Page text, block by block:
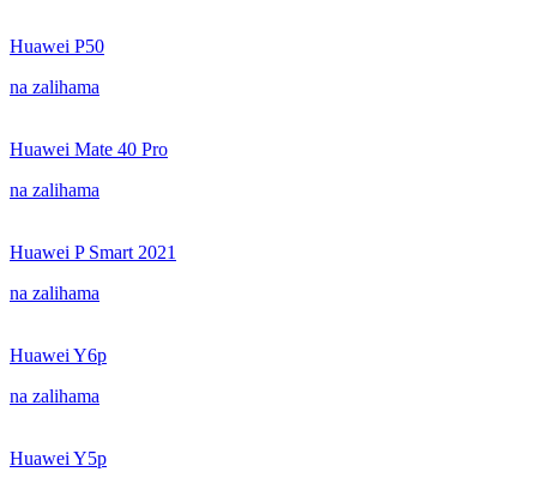
Huawei P50
na zalihama
Huawei Mate 40 Pro
na zalihama
Huawei P Smart 2021
na zalihama
Huawei Y6p
na zalihama
Huawei Y5p